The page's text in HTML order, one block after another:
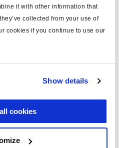
it with other information that
collected from your use of
cookies if you continue to use our
Show details
cookies
relacionadas en nuestra
.